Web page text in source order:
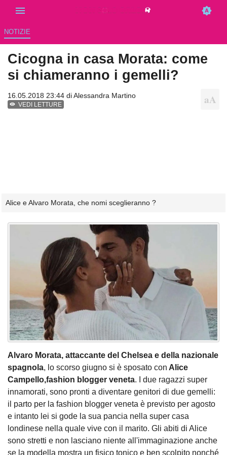
NOTIZIE
Cicogna in casa Morata: come
si chiameranno i gemelli?
16.05.2018 23:44 diAlessandra Martino
VEDI LETTURE
Alice e Alvaro Morata, che nomi sceglieranno ?
Alvaro Morata, attaccante del Chelsea e della nazionale
spagnola, lo scorso giugno si è sposato con Alice
Campello,fashion blogger veneta. I due ragazzi super
innamorati, sono pronti a diventare genitori di due gemelli:
il parto per la fashion blogger veneta è previsto per agosto
e intanto lei si gode la sua pancia nella super casa
londinese nella quale vive con il marito. Gli abiti di Alice
sono stretti e non lasciano niente all'immaginazione anche
se la modella mostra un fisico tonico e ben scolpito nonché